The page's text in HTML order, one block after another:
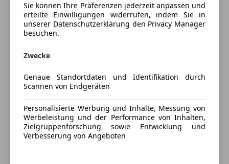
Lederlenkrad
Lichtsensor
Lordosenstütze
Navigationssystem
Regensensor
Sitzheizung
teilb. Rücksitzbank
Tempomat
Unterhaltung/Media
Fahrzeugbeschreibung
Ihr Ansprechpartner für dieses KFZ:
Sie können Ihre Präferenzen jederzeit anpassen und
erteilte Einwilligungen widerrufen, indem Sie in
unserer Datenschutzerklärung den Privacy Manager
besuchen.
Zwecke
Genaue Standortdaten und Identifikation durch
Scannen von Endgeräten
Personalisierte Werbung und Inhalte, Messung von
Werbeleistung und der Performance von Inhalten,
Zielgruppenforschung sowie Entwicklung und
Verbesserung von Angeboten